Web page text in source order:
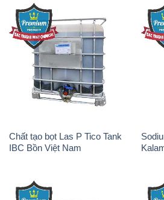
Chất tạo bọt Las P Tico Tank
IBC Bồn Việt Nam